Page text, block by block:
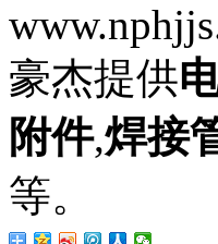
豪杰提供
附件,焊接
等。